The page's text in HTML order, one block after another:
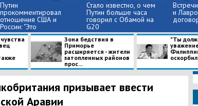
Путин
прокомментировал
отношения США и
России: "Это
ненормально, ...
Стало известно, о чем
Путин больше часа
говорил с Обамой на
G20
и
Зона бедствия в
Приморье
расширяется - жители
затопленных районов
прос...
"Ты
призывает ввести
Аравии